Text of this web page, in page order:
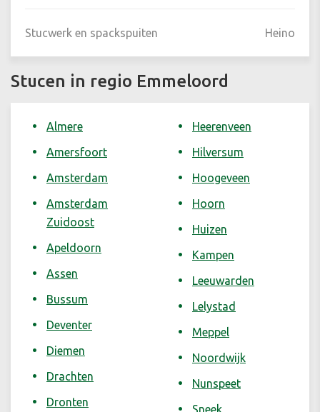
Stucwerk en spackspuiten Heino
Stucen in regio Emmeloord
Almere
Amersfoort
Amsterdam
Amsterdam
Zuidoost
Apeldoorn
Assen
Bussum
Deventer
Diemen
Drachten
Dronten
Heerenveen
Hilversum
Hoogeveen
Hoorn
Huizen
Kampen
Leeuwarden
Lelystad
Meppel
Noordwijk
Nunspeet
Sneek